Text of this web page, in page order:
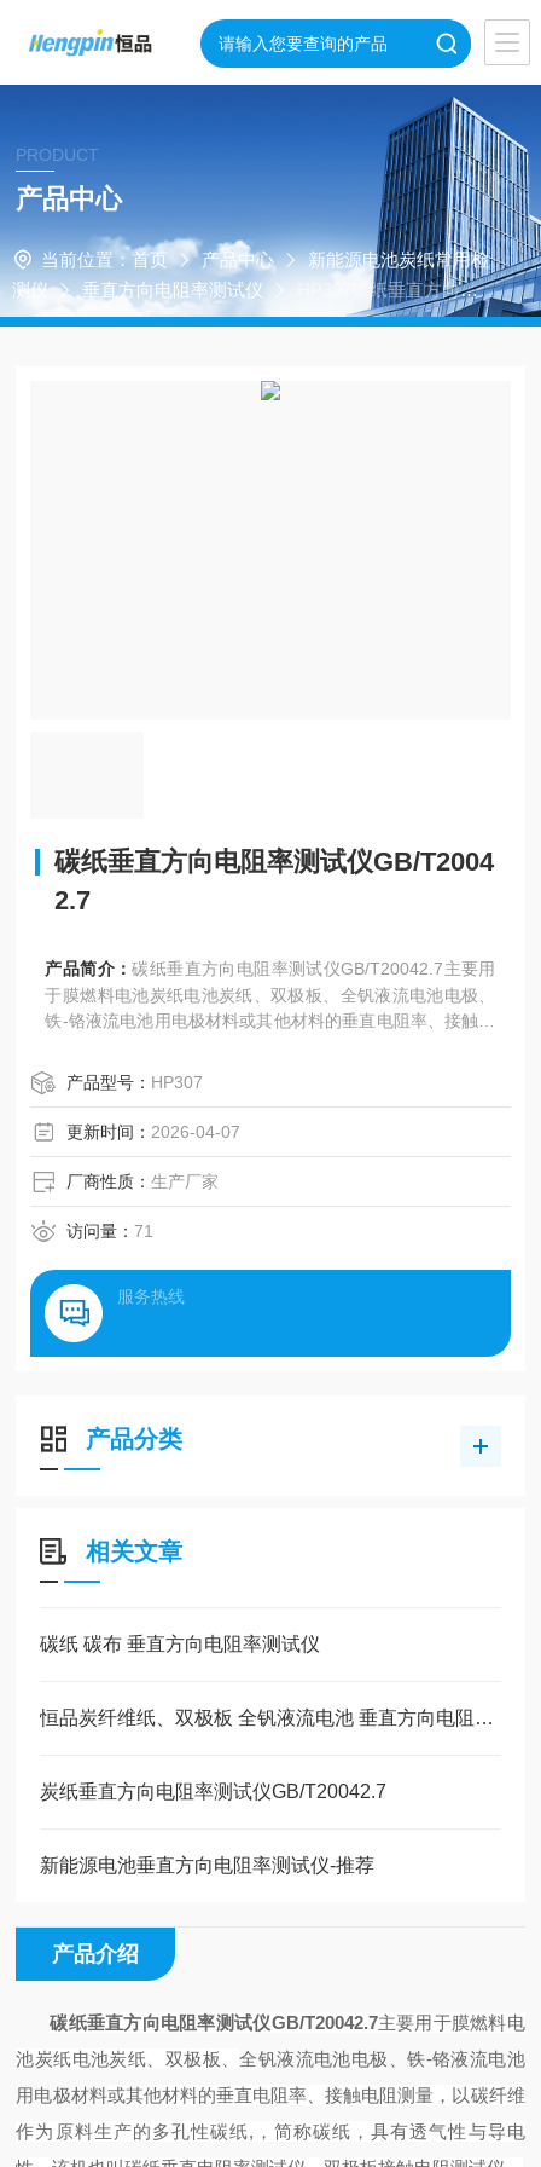
PRODUCT
产品中心
当前位置： 首页 产品中心
新能源电池炭纸常用检
测仪
垂直方向电阻率测试仪
HP307碳纸垂直方向电
阻率测试仪GB/T20042.7
碳纸垂直方向电阻率测试仪GB/T2004
2.7
产品简介：碳纸垂直方向电阻率测试仪GB/T20042.7主要用
于膜燃料电池炭纸电池炭纸、双极板、全钒液流电池电极、
铁-铬液流电池用电极材料或其他材料的垂直电阻率、接触电
具有透气性与导电性。该机也叫碳纸垂直电阻率测试仪，双
极板接触电阻测试仪。
产品型号： HP307
更新时间： 2026-04-07
厂商性质：生产厂家
访问量：71
服务热线
产品分类
相关文章
碳纸 碳布 垂直方向电阻率测试仪
恒品炭纤维纸、双极板 全钒液流电池 垂直方向电阻率测试仪
炭纸垂直方向电阻率测试仪GB/T20042.7
新能源电池垂直方向电阻率测试仪-推荐
产品介绍
碳纸垂直方向电阻率测试仪GB/T20042.7主要用于膜燃料电
池炭纸电池炭纸 、双极板 、全钒液流电池电极 、铁-铬液流电池
用电极材料或其他材料的垂直电阻率、接触电阻测量， 以碳纤维
作为原料生产的多孔性碳纸, ，简称碳纸，具有透气性与导电